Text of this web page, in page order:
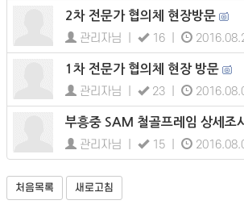
2차 전문가 협의체 현장방문
관리자님 | 16 |
1차 전문가 협의체 현장 방문
관리자님 | 23 |
부흥중 SAM 철골프레임 상세조
관리자님 | 15 |
처음목록 새로고침